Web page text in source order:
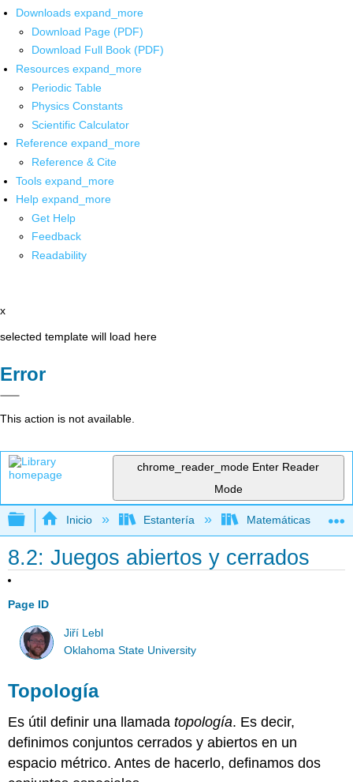
Downloads expand_more
Download Page (PDF)
Download Full Book (PDF)
Resources expand_more
Periodic Table
Physics Constants
Scientific Calculator
Reference expand_more
Reference & Cite
Tools expand_more
Help expand_more
Get Help
Feedback
Readability
x
selected template will load here
Error
This action is not available.
chrome_reader_mode Enter Reader
Mode
Expandir/contraer jerarquía global
Inicio Estantería Matemáticas
8.2: Juegos abiertos y cerrados
Page ID
Jiří Lebl
Oklahoma State University
Topología
Es útil definir una llamadatopología. Es decir,
definimos conjuntos cerrados y abiertos en un
espacio métrico. Antes de hacerlo, definamos dos